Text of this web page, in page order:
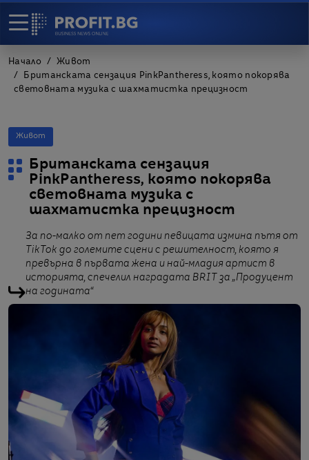
Начало
Живот
Британската сензация PinkPantheress, която покорява
световната музика с шахматистка прецизност
Живот
Британската сензация
PinkPantheress, която покорява
световната музика с
шахматистка прецизност
За по-малко от пет години певицата измина пътя от
TikTok до големите сцени с решителност, която я
превърна в първата жена и най-младия артист в
историята, спечелил наградата BRIT за „Продуцент
на годината“